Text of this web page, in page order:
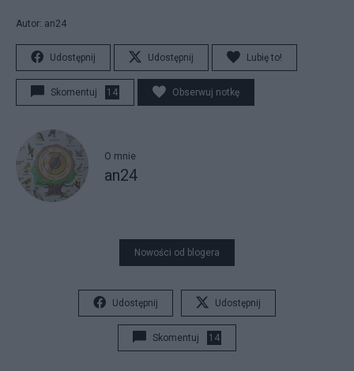
Autor: an24
Udostępnij Udostępnij Lubię to!
Skomentuj 14 Obserwuj notkę
O mnie
an24
Nowości od blogera
Udostępnij Udostępnij
Skomentuj 14